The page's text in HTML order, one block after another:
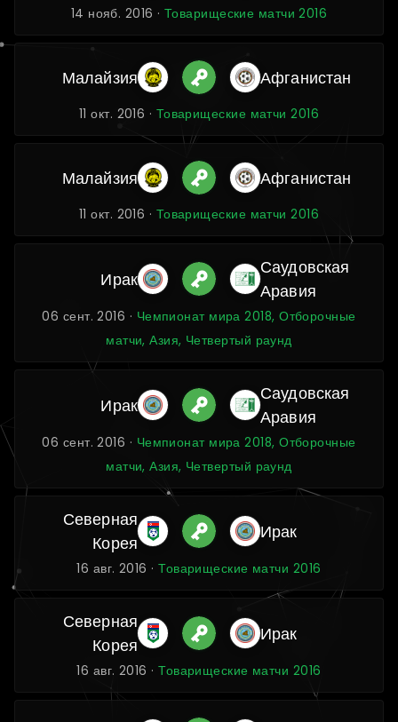
14 нояб. 2016 · Товарищеские матчи 2016
Малайзия Афганистан
11 окт. 2016 · Товарищеские матчи 2016
Малайзия Афганистан
11 окт. 2016 · Товарищеские матчи 2016
Ирак
Саудовская
Аравия
06 сент. 2016 · Чемпионат мира 2018, Отборочные
матчи, Азия, Четвертый раунд
Ирак
Саудовская
Аравия
06 сент. 2016 · Чемпионат мира 2018, Отборочные
матчи, Азия, Четвертый раунд
Северная
Корея
Ирак
16 авг. 2016 ·Товарищеские матчи 2016
Северная
Корея
Ирак
16 авг. 2016 ·Товарищеские матчи 2016